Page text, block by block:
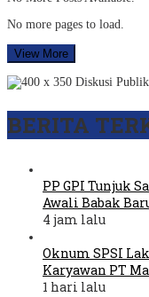
No more pages to load.
View More
BERITA
PP GPI Tunjuk
Awali Babak
4 jam lalu
Oknum SPSI
Karyawan PT
1 hari lalu